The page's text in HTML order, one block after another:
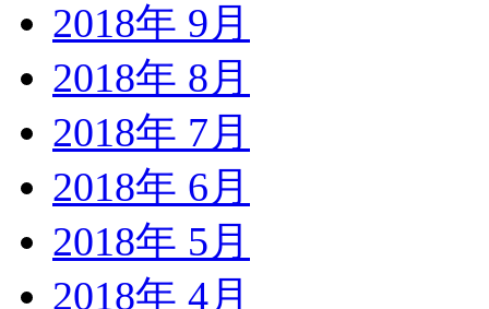
2018年 9月
2018年 8月
2018年 7月
2018年 6月
2018年 5月
2018年 4月